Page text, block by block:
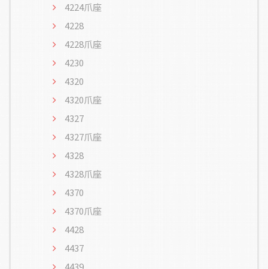
4224爪座
4228
4228爪座
4230
4320
4320爪座
4327
4327爪座
4328
4328爪座
4370
4370爪座
4428
4437